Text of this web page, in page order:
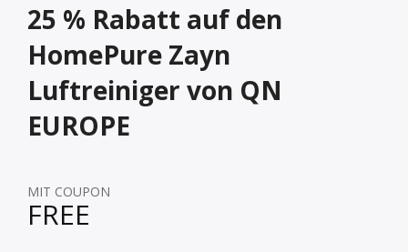
25 % Rabatt auf den
HomePure Zayn
Luftreiniger von QN
EUROPE
MIT COUPON
FREE